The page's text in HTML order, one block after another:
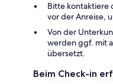
Bitte kontaktiere
vor der Anreise,
Von der
werden ggf. mit
übersetzt.
Beim Check-in